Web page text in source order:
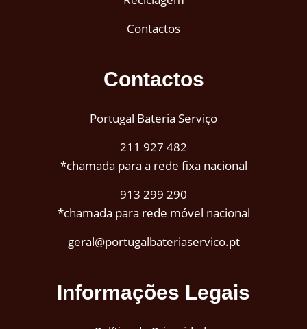
Contactos
Contactos
Portugal Bateria Serviço
211 927 482
*chamada para a rede fixa nacional
913 299 290
*chamada para rede móvel nacional
geral@portugalbateriaservico.pt
Informações Legais